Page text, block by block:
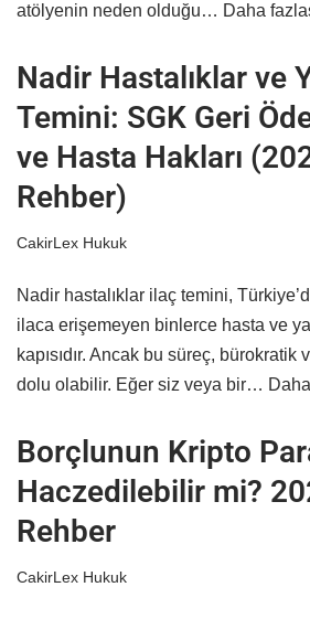
atölyenin neden olduğu… Daha
Nadir Hastalıklar ve
Temini: SGK Geri
ve Hasta Hakları
Rehber)
CakirLex Hukuk
Nadir hastalıklar ilaç temini,
ilaca erişemeyen binlerce hasta ve
kapısıdır. Ancak bu süreç,
dolu olabilir. Eğer siz veya bir…
Borçlunun Kripto
Haczedilebilir mi?
Rehber
CakirLex Hukuk